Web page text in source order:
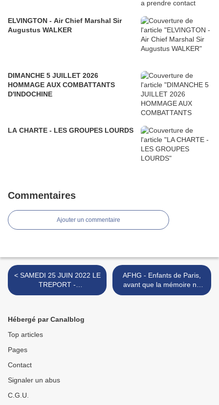
ELVINGTON - Air Chief Marshal Sir
Augustus WALKER
DIMANCHE 5 JUILLET 2026
HOMMAGE AUX COMBATTANTS
D'INDOCHINE
LA CHARTE - LES GROUPES LOURDS
Commentaires
Ajouter un commentaire
< SAMEDI 25 JUIN 2022 LE
TREPORT -
INAUGURATION DU
LA FRANCE LIBRE.
AFHG - Enfants de Paris,
avant que la mémoire ne
s'efface >
Hébergé par Canalblog
Top articles
Pages
Contact
Signaler un abus
C.G.U.